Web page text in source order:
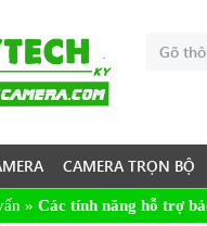
CAMERA TRỌN BỘ
» Các tính năng hỗ trợ